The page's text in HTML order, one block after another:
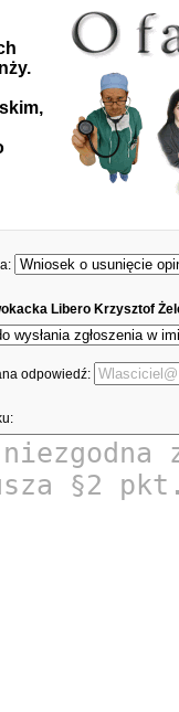
Libero Krzysztof
odpowiedź: